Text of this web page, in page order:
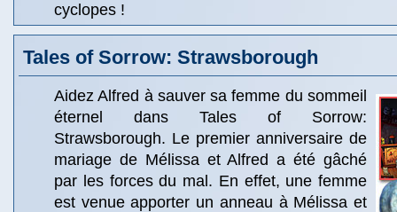
cyclopes !
Tales of Sorrow: Strawsborough
Aidez Alfred à sauver sa femme du sommeil
éternel dans Tales of Sorrow:
Strawsborough. Le premier anniversaire de
mariage de Mélissa et Alfred a été gâché
par les forces du mal. En effet, une femme
est venue apporter un anneau à Mélissa et